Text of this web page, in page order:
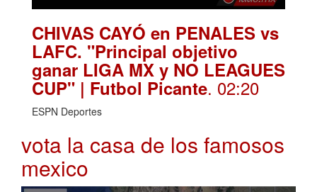
CHIVAS CAYÓ en PENALES vs
LAFC. "Principal objetivo
ganar LIGA MX y NO LEAGUES
CUP" | Futbol Picante. 02:20
ESPN Deportes
vota la casa de los famosos
mexico